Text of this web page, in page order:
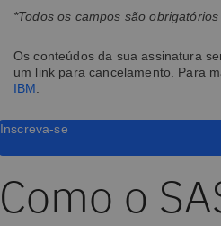
*Todos os campos são obrigatórios
Os conteúdos da sua assinatura
um link para cancelamento. Para
IBM
Inscreva-se
Como o